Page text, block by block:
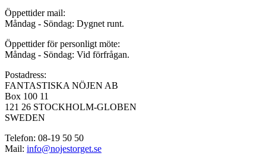
Öppettider mail:
Måndag - Söndag: Dygnet runt.
Öppettider för personligt möte:
Måndag - Söndag: Vid förfrågan.
Postadress:
FANTASTISKA NÖJEN AB
Box 100 11
121 26 STOCKHOLM-GLOBEN
SWEDEN
Telefon: 08-19 50 50
Mail: info@nojestorget.se